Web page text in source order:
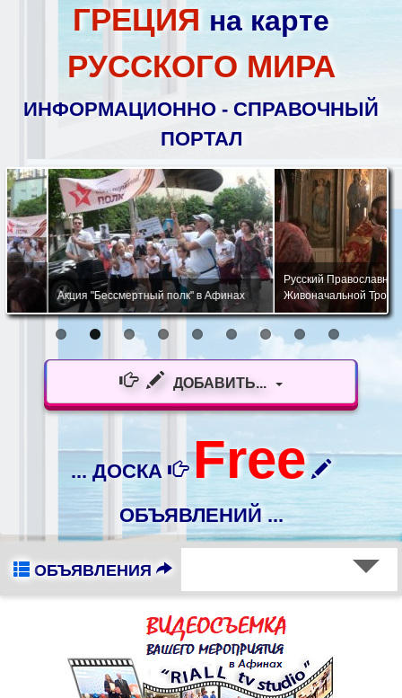
ГРЕЦИЯ на карте
РУССКОГО МИРА
ИНФОРМАЦИОННО - СПРАВОЧНЫЙ
ПОРТАЛ
Акция "Бессмертный полк" в Афинах
Русский Православный Храм
Живоначальной Троицы в
ДОБАВИТЬ...
... ДОСКА Free
ОБЪЯВЛЕНИЙ ...
ОБЪЯВЛЕНИЯ